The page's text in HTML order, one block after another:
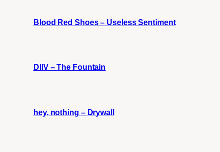
Blood Red Shoes – Useless Sentiment
DIIV – The Fountain
hey, nothing – Drywall